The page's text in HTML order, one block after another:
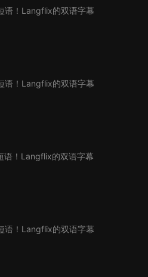
语！Langflix的双语字幕
语！Langflix的双语字幕
语！Langflix的双语字幕
语！Langflix的双语字幕